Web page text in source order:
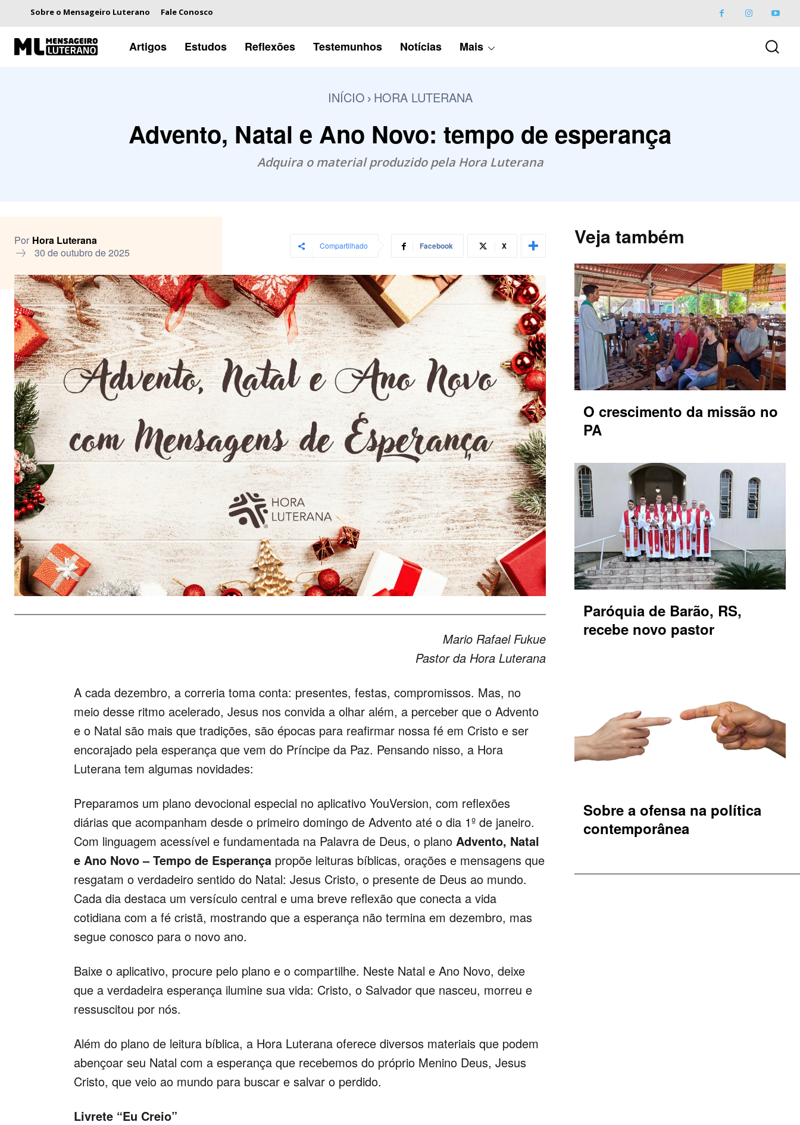
Sobre o Mensageiro Luterano Fale Conosco
Artigos Estudos Reflexões Testemunhos Notícias Mais
INÍCIO HORA LUTERANA
Advento, Natal e Ano Novo: tempo de esperança
Adquira o material produzido pela Hora Luterana
Por Hora Luterana
30 de outubro de 2025
Compartilhado Facebook X
Mario Rafael Fukue
Pastor da Hora Luterana
A cada dezembro, a correria toma conta: presentes, festas, compromissos. Mas, no
meio desse ritmo acelerado, Jesus nos convida a olhar além, a perceber que o Advento
e o Natal são mais que tradições, são épocas para reafirmar nossa fé em Cristo e ser
encorajado pela esperança que vem do Príncipe da Paz. Pensando nisso, a Hora
Luterana tem algumas novidades:
Preparamos um plano devocional especial no aplicativo YouVersion, com reflexões
diárias que acompanham desde o primeiro domingo de Advento até o dia 1º de janeiro.
Com linguagem acessível e fundamentada na Palavra de Deus, o plano Advento, Natal
e Ano Novo – Tempo de Esperança propõe leituras bíblicas, orações e mensagens que
resgatam o verdadeiro sentido do Natal: Jesus Cristo, o presente de Deus ao mundo.
Cada dia destaca um versículo central e uma breve reflexão que conecta a vida
cotidiana com a fé cristã, mostrando que a esperança não termina em dezembro, mas
segue conosco para o novo ano.
Baixe o aplicativo, procure pelo plano e o compartilhe. Neste Natal e Ano Novo, deixe
que a verdadeira esperança ilumine sua vida: Cristo, o Salvador que nasceu, morreu e
ressuscitou por nós.
Além do plano de leitura bíblica, a Hora Luterana oferece diversos materiais que podem
abençoar seu Natal com a esperança que recebemos do próprio Menino Deus, Jesus
Cristo, que veio ao mundo para buscar e salvar o perdido.
Livrete “Eu Creio”
Veja também
O crescimento da missão no
PA
Paróquia de Barão, RS,
recebe novo pastor
Sobre a ofensa na política
contemporânea